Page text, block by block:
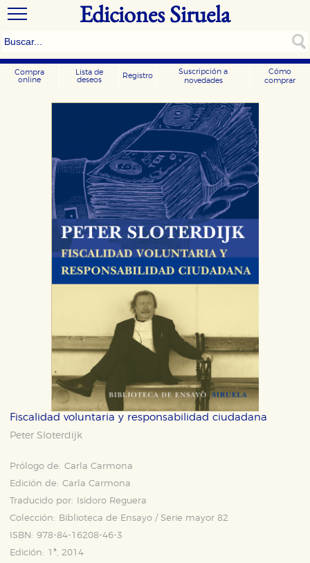
Ediciones Siruela
Compra
online
Lista de
deseos
Registro
Suscripción a
novedades
Cómo
comprar
Fiscalidad voluntaria y responsabilidad ciudadana
Peter Sloterdijk
Prólogo de: Carla Carmona
Edición de: Carla Carmona
Traducido por:
Isidoro Reguera
Colección:
Biblioteca de Ensayo / Serie mayor 82
ISBN: 978-84-16208-46-3
Edición: 1ª, 2014